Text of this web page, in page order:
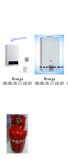
Резеда
08.08.26 17:18:20
Резеда
08.08.26 17:18:20